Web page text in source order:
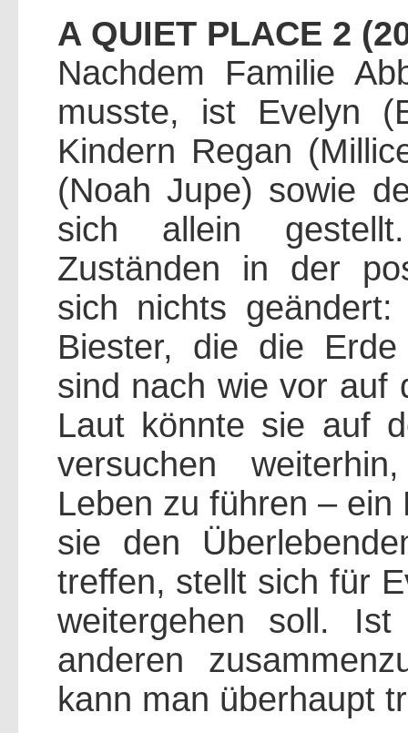
A QUIET PLACE 2
Nachdem Familie
musste, ist Evelyn
Kindern Regan
(Noah Jupe) sowie
sich allein
Zuständen in der
sich nichts geändert:
Biester, die die
sind nach wie vor auf
Laut könnte sie auf
versuchen
Leben zu führen – ein
sie den
treffen, stellt sich für
weitergehen soll.
anderen
kann man überhaupt